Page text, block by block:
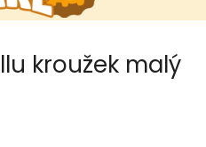
kroužek malý